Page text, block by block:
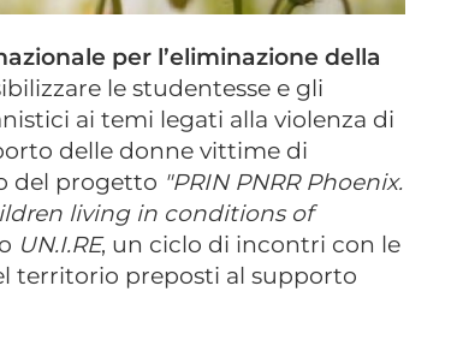
per l’eliminazione della
le studentesse e gli
ai temi legati alla violenza di
delle donne vittime di
del progetto "PRIN PNRR Phoenix.
living in conditions of
UN.I.RE, un ciclo di incontri con le
territorio preposti al supporto